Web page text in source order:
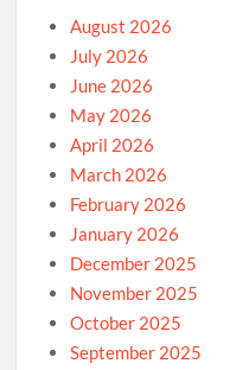
August 2026
July 2026
June 2026
May 2026
April 2026
March 2026
February 2026
January 2026
December 2025
November 2025
October 2025
September 2025